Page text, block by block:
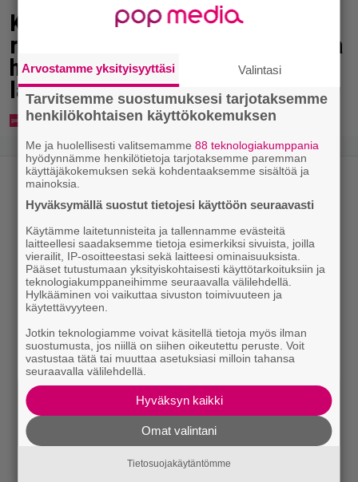
Karita Tykän ja Sami Saikkosen
rakkaus kukoistaa – vähäpukeista
hempeilyä ja leveitä virnistyksiä
laiturilla
Arvostamme yksityisyyttäsi Valintasi
Tarvitsemme suostumuksesi tarjotaksemme
henkilökohtaisen käyttökokemuksen
Me ja huolellisesti valitsemamme88 teknologiakumppania
hyödynnämme henkilötietoja tarjotaksemme paremman
käyttäjäkokemuksen sekä kohdentaaksemme sisältöä ja
mainoksia.
Hyväksymällä suostut tietojesi käyttöön seuraavasti
Käytämme laitetunnisteita ja tallennamme evästeitä
laitteellesi saadaksemme tietoja esimerkiksi sivuista, joilla
vierailit, IP-osoitteestasi sekä laitteesi ominaisuuksista.
Pääset tutustumaan yksityiskohtaisesti käyttötarkoituksiin ja
teknologiakumppaneihimme seuraavalla välilehdellä.
Hylkääminen voi vaikuttaa sivuston toimivuuteen ja
käytettävyyteen.
Jotkin teknologiamme voivat käsitellä tietoja myös ilman
suostumusta, jos niillä on siihen oikeutettu peruste. Voit
vastustaa tätä tai muuttaa asetuksiasi milloin tahansa
seuraavalla välilehdellä.
Hyväksyn kaikki
Omat valintani
Tietosuojakäytäntömme